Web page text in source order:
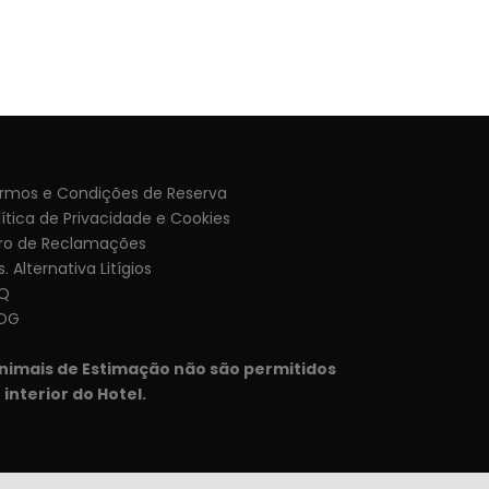
e Condições de Reserva
de Privacidade e Cookies
de Reclamações
Alternativa Litígios
de Estimação não são permitidos
interior do Hotel.